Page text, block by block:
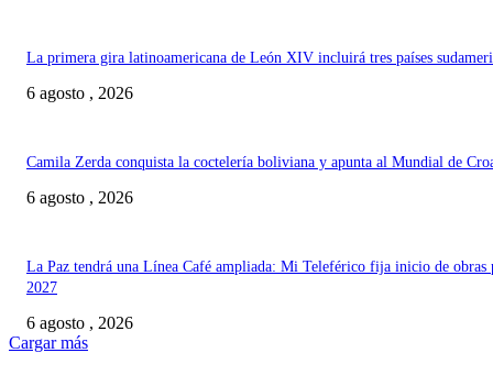
La primera gira latinoamericana de León XIV incluirá tres países
6 agosto , 2026
Camila Zerda conquista la coctelería boliviana y apunta al Mundial de
6 agosto , 2026
La Paz tendrá una Línea Café ampliada: Mi Teleférico fija inicio de obras
2027
6 agosto , 2026
Cargar más